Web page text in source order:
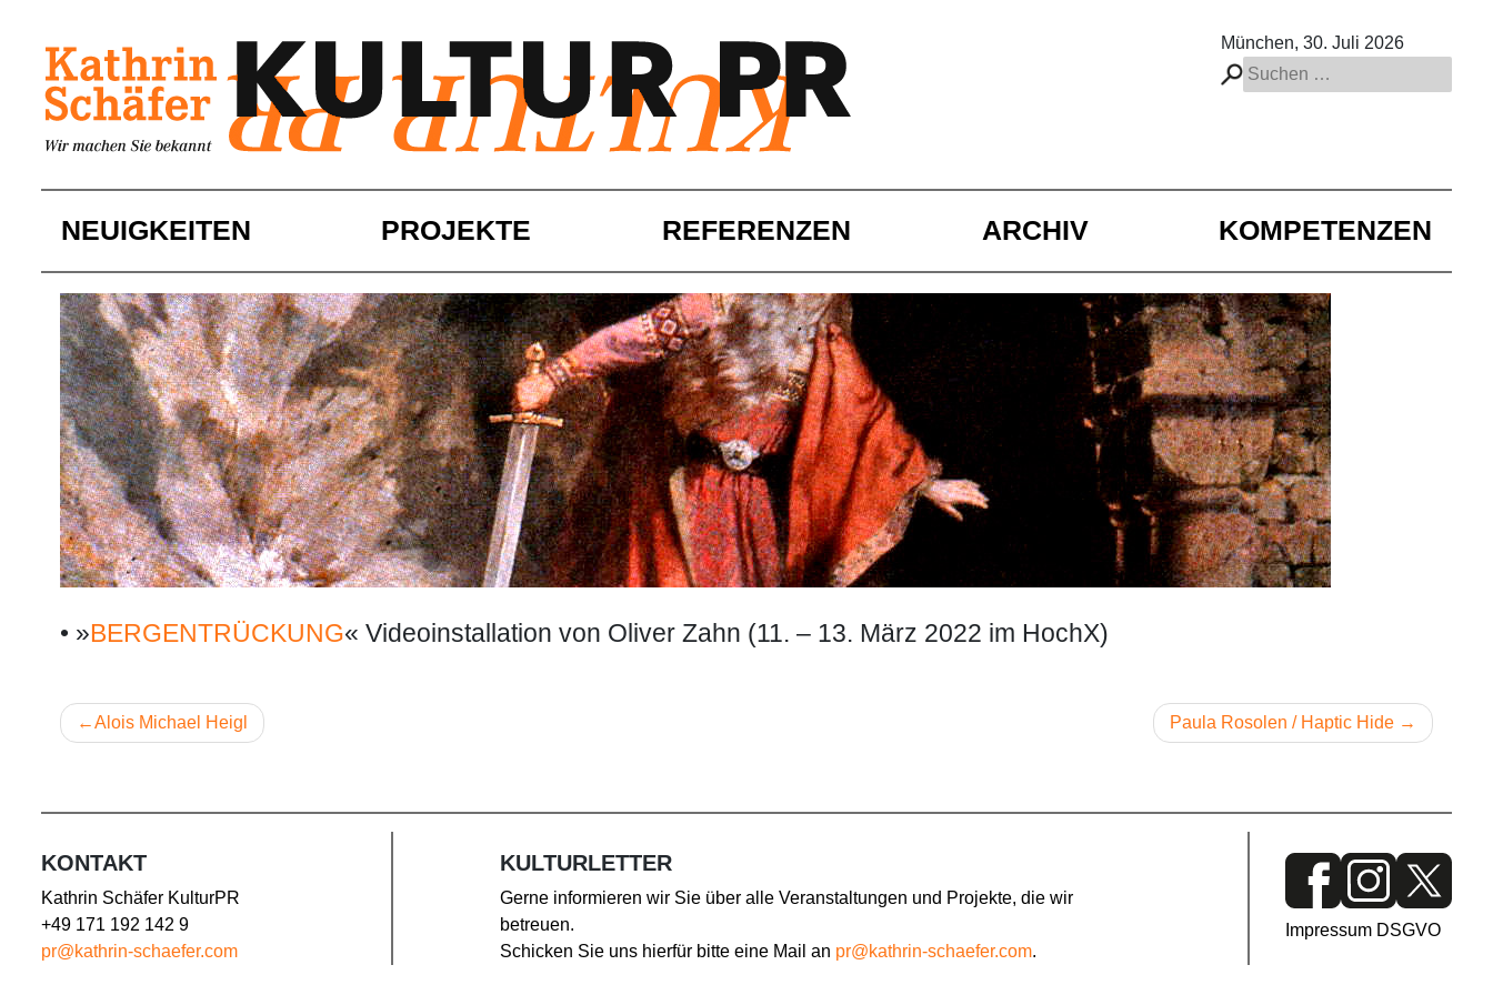
content
München, 30. Juli 2026
Suchen
nach:
NEUIGKEITEN PROJEKTE REFERENZEN ARCHIV KOMPETENZEN
• »BERGENTRÜCKUNG« Videoinstallation von Oliver Zahn (11. – 13. März 2022 im HochX)
Beitragsnavigation
Alois Michael Heigl Paula Rosolen / Haptic Hide
KONTAKT
Kathrin Schäfer KulturPR
+49 171 192 142 9
pr@kathrin-schaefer.com
KULTURLETTER
Gerne informieren wir Sie über alle Veranstaltungen und Projekte, die wir
betreuen.
Schicken Sie uns hierfür bitte eine Mail an pr@kathrin-schaefer.com.
Impressum DSGVO